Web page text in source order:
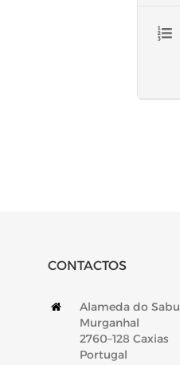
CONTACTOS
Alameda do
Murganhal
2760–128 Caxias
Portugal